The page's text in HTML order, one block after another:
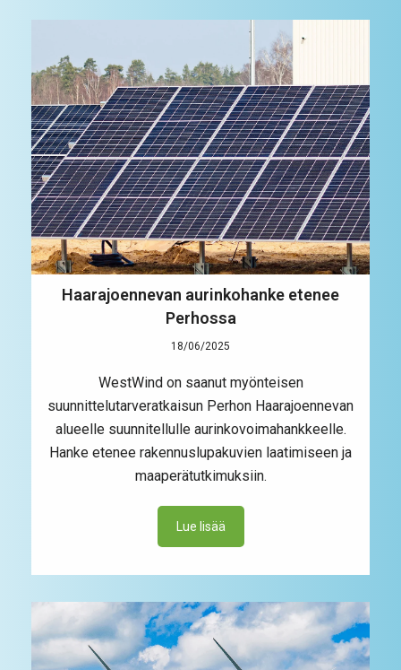
Haarajoennevan aurinkohanke etenee
Perhossa
18/06/2025
WestWind on saanut myönteisen
suunnittelutarveratkaisun Perhon Haarajoennevan
alueelle suunnitellulle aurinkovoimahankkeelle.
Hanke etenee rakennuslupakuvien laatimiseen ja
maaperätutkimuksiin.
Lue lisää